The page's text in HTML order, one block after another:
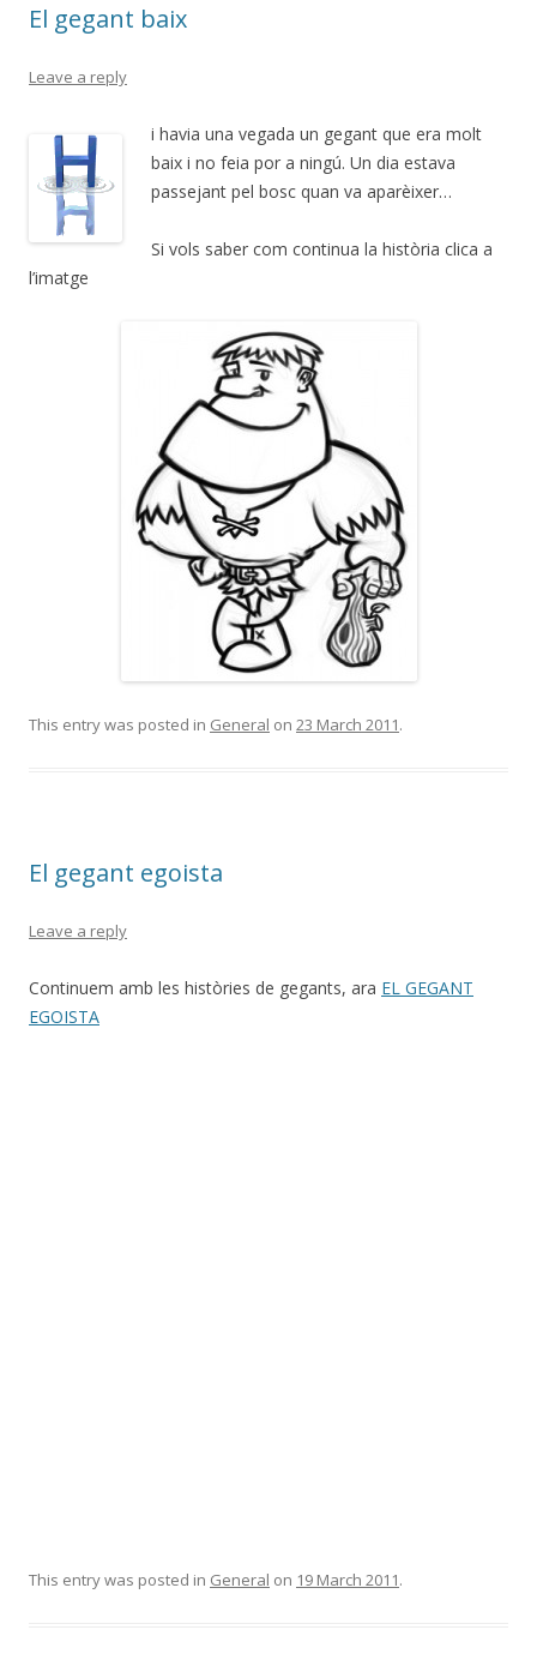
El gegant baix
Leave a reply
i havia una vegada un gegant que era molt
baix i no feia por a ningú. Un dia estava
passejant pel bosc quan va aparèixer…
Si vols saber com continua la història clica a
l’imatge
This entry was posted in General on 23 March 2011.
El gegant egoista
Leave a reply
Continuem amb les històries de gegants, ara EL GEGANT
EGOISTA
This entry was posted in General on 19 March 2011.